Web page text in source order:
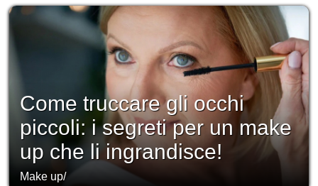
Come truccare gli occhi
piccoli: i segreti per un make
up che li ingrandisce!
Make up/